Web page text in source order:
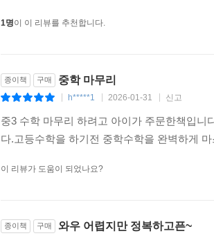
1명이 이 리뷰를 추천합니다.
종이책 구매 중학 마무리
h*****1 2026-01-31 신고
중3 수학 마무리 하려고 아이가 주문한책입
다.고등수학을 하기전 중학수학을 완벽하게
이 리뷰가 도움이 되었나요?
종이책 구매 와우 어렵지만 정복하고픈~